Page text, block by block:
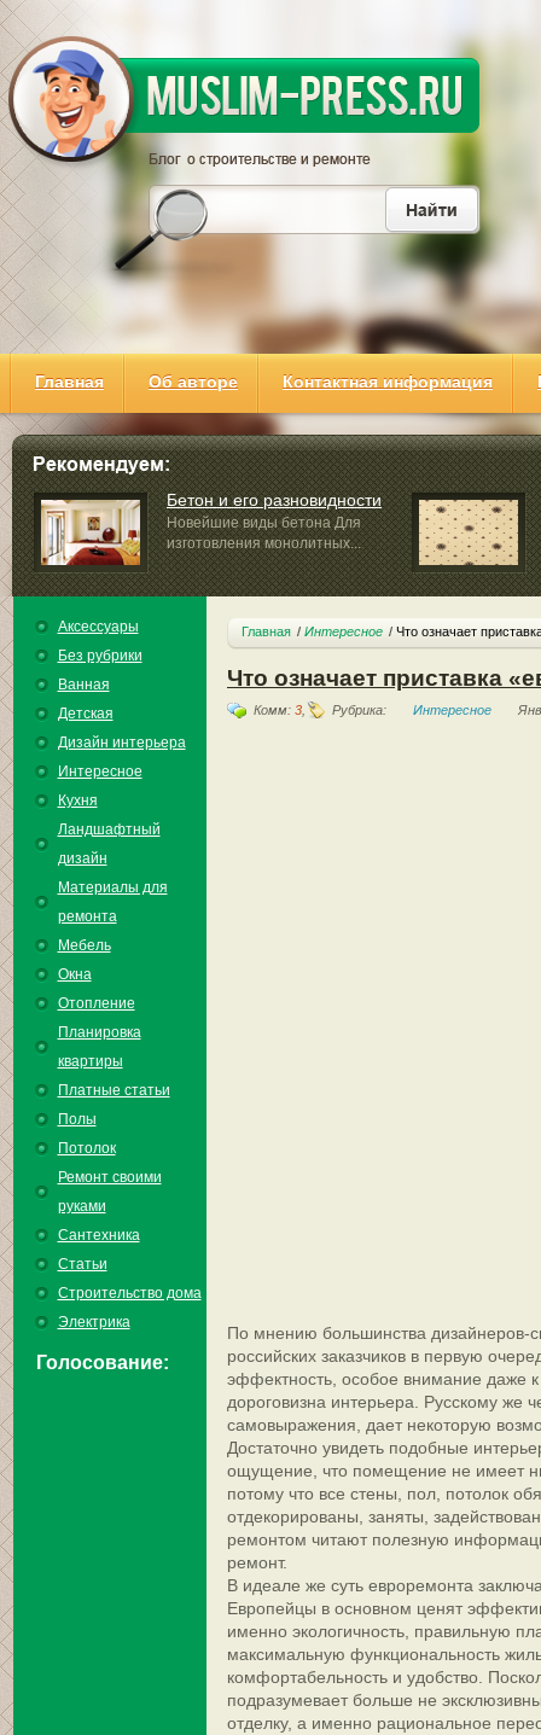
Главная Об авторе Контактная информация
Бетон и его разновидности
Новейшие виды бетона Для
изготовления монолитных...
Аксессуары
Без рубрики
Ванная
Детская
Дизайн интерьера
Интересное
Кухня
Ландшафтный
дизайн
Материалы для
ремонта
Мебель
Окна
Отопление
Планировка
квартиры
Платные статьи
Полы
Потолок
Ремонт своими
руками
Сантехника
Статьи
Строительство дома
Электрика
Голосование:
Главная Интересное Что означает
Что означает приставка
Комм: 3, Рубрика: Интересное
По мнению большинства дизайнеров-
российских заказчиков в первую
эффектность, особое внимание даже
дороговизна интерьера. Русскому же
самовыражения, дает некоторую
Достаточно увидеть подобные
ощущение, что помещение не имеет
потому что все стены, пол, потолок
отдекорированы, заняты,
ремонтом читают полезную
ремонт.
В идеале же суть евроремонта
Европейцы в основном ценят
именно экологичность, правильную
максимальную функциональность
комфортабельность и удобство.
подразумевает больше не
отделку, а именно рациональное